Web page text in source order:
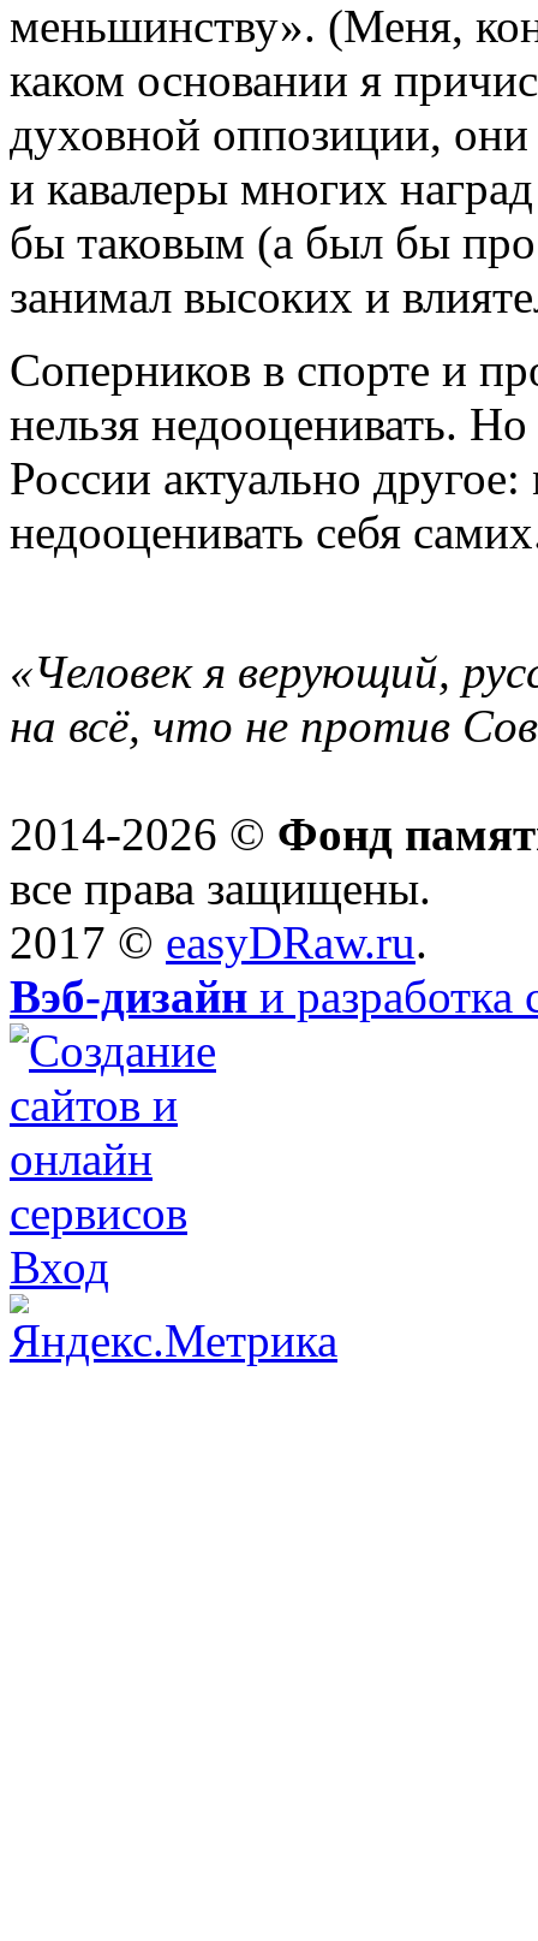
меньшинству». (Меня,
каком основании я
духовной оппозиции,
и кавалеры многих
бы таковым (а был бы
занимал высоких и
Соперников в спорте и
нельзя недооценивать.
России актуально
недооценивать себя
«Человек я верующий,
на всё, что не против
2014-2026 © Фонд
все права защищены.
2017 © easyDRaw.ru.
Вэб-дизайн и разработка
Вход